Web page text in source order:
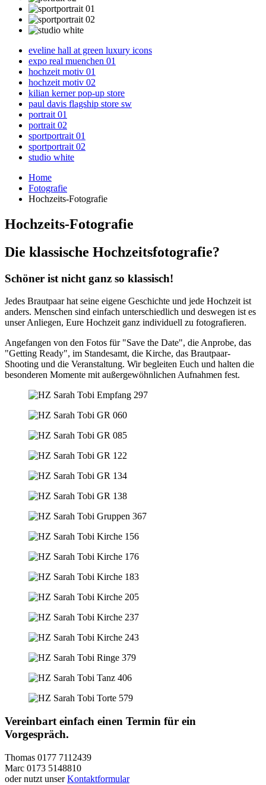
eveline hall at green luxury icons
expo real muenchen 01
hochzeit motiv 01
hochzeit motiv 02
kilian kerner pop-up store
paul davis flagship store sw
portrait 01
portrait 02
sportportrait 01
sportportrait 02
studio white
Home
Fotografie
Hochzeits-Fotografie
Hochzeits-Fotografie
Die klassische Hochzeitsfotografie?
Schöner ist nicht ganz so klassisch!
Jedes Brautpaar hat seine eigene Geschichte und jede Hochzeit ist
anders. Menschen sind einfach unterschiedlich und deswegen ist es
unser Anliegen, Eure Hochzeit ganz individuell zu fotografieren.
Angefangen von den Fotos für "Save the Date", die Anprobe, das
"Getting Ready", im Standesamt, die Kirche, das Brautpaar-
Shooting und die Veranstaltung. Wir begleiten Euch und halten die
besonderen Momente mit außergewöhnlichen Aufnahmen fest.
Vereinbart einfach einen Termin für ein
Vorgespräch.
Thomas 0177 7112439
Marc 0173 5148810
oder nutzt unserKontaktformular